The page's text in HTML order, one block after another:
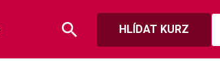
HLÍDAT KURZ